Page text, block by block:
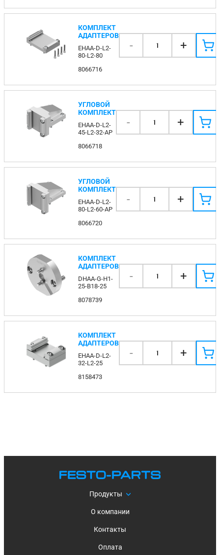
КОМПЛЕКТ
АДАПТЕРОВ
EHAA-D-L2-
80-L2-80
8066716
- 1 +
УГЛОВОЙ
КОМПЛЕКТ
EHAA-D-L2-
45-L2-32-AP
8066718
- 1 +
УГЛОВОЙ
КОМПЛЕКТ
EHAA-D-L2-
80-L2-60-AP
8066720
- 1 +
КОМПЛЕКТ
АДАПТЕРОВ
DHAA-G-H1-
25-B18-25
8078739
- 1 +
КОМПЛЕКТ
АДАПТЕРОВ
EHAA-D-L2-
32-L2-25
8158473
- 1 +
Продукты
О компании
Контакты
Оплата